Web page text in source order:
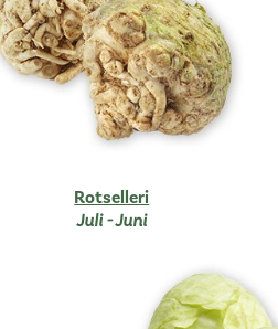
Rotselleri
Juli - Juni